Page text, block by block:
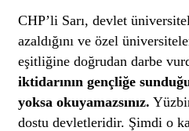
CHP’li Sarı, devlet
azaldığını ve özel
eşitliğine doğrudan darbe
iktidarının gençliğe
yoksa okuyamazsınız.
dostu devletleridir. Şimdi o